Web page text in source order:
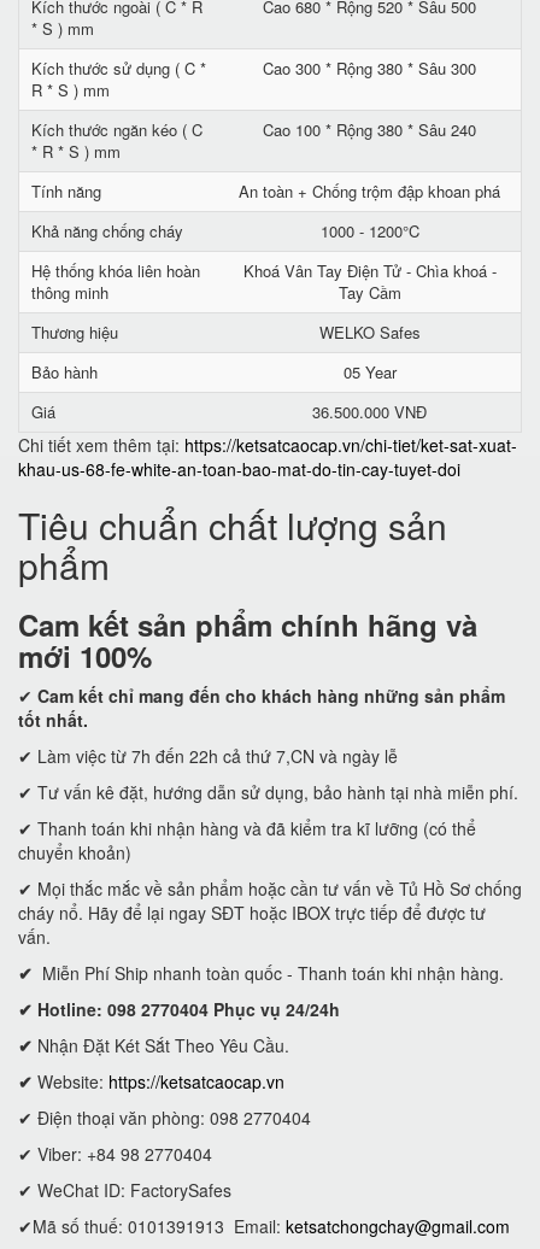
Kích thước ngoài ( C * R
* S ) mm
Cao 680 * Rộng 520 * Sâu 500
Kích thước sử dụng ( C *
R * S ) mm
Cao 300 * Rộng 380 * Sâu 300
Kích thước ngăn kéo ( C
* R * S ) mm
Cao 100 * Rộng 380 * Sâu 240
Tính năng
An toàn + Chống trộm đập khoan phá
Khả năng chống cháy
1000 - 1200°C
Hệ thống khóa liên hoàn
thông minh
Khoá Vân Tay Điện Tử - Chìa khoá -
Tay Cầm
Thương hiệu
WELKO Safes
Bảo hành
05 Year
Giá
36.500.000 VNĐ
Chi tiết xem thêm tại: https://ketsatcaocap.vn/chi-tiet/ket-sat-xuat-
khau-us-68-fe-white-an-toan-bao-mat-do-tin-cay-tuyet-doi
Tiêu chuẩn chất lượng sản
phẩm
Cam kết sản phẩm chính hãng và
mới 100%
✔ Cam kết chỉ mang đến cho khách hàng những sản phẩm
tốt nhất.
✔ Làm việc từ 7h đến 22h cả thứ 7,CN và ngày lễ
✔ Tư vấn kê đặt, hướng dẫn sử dụng, bảo hành tại nhà miễn phí.
✔ Thanh toán khi nhận hàng và đã kiểm tra kĩ lưỡng (có thể
chuyển khoản)
✔ Mọi thắc mắc về sản phẩm hoặc cần tư vấn về Tủ Hồ Sơ chống
cháy nổ. Hãy để lại ngay SĐT hoặc IBOX trực tiếp để được tư
vấn.
✔ Miễn Phí Ship nhanh toàn quốc - Thanh toán khi nhận hàng.
✔ Hotline: 098 2770404 Phục vụ 24/24h
✔ Nhận Đặt Két Sắt Theo Yêu Cầu.
✔ Website: https://ketsatcaocap.vn
✔ Điện thoại văn phòng: 098 2770404
✔ Viber: +84 98 2770404
✔ WeChat ID: FactorySafes
✔Mã số thuế: 0101391913 Email: ketsatchongchay@gmail.com